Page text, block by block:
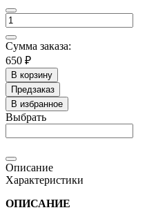
Сумма заказа:
650 ₽
В корзину
Предзаказ
В избранное
Выбрать
Описание
Характеристики
ОПИСАНИЕ